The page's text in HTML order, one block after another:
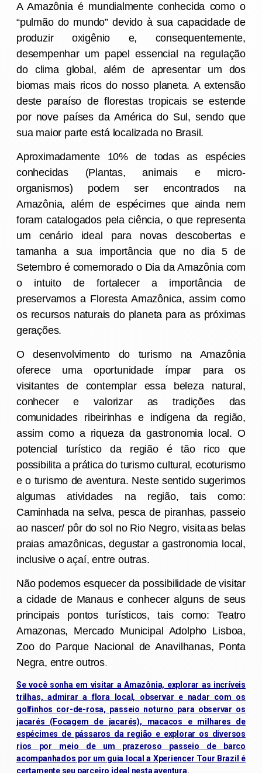
A Amazônia é mundialmente conhecida como o
“pulmão do mundo”devido à suacapacidade de
produzir oxigênio e, consequentemente,
desempenhar um papelessencial na regulação
do clima global, além de apresentar um dos
biomas mais ricos do nosso planeta. A extensão
deste paraísodeflorestas tropicaisse estende
por nove países da América do Sul,sendo que
sua maior parte está localizada no Brasil.
Aproximadamente 10% de todas as espécies
conhecidas (P lantas, animais e micro-
organismos) podem ser encontrados na
Amazônia, além de espécimes que ainda nem
foram catalogados pela ciência, o que representa
um cenário ideal para novas descobertase
tamanha a sua importância que no dia 5 de
Setembro é comemorado o Dia da Amazônia com
o intuito de fortalecer a importância de
preservamos a Floresta Amazônica, assim como
os recursos naturais do planeta para as próximas
gerações.
O desenvolvimento do turismo na Amazônia
oferece uma oportunidade ímpar para os
visitantes decontemplar essa beleza natural,
conhecer evalorizar as tradições das
comunidades ribeirinhas e indígena da região,
assim como a riqueza da gastronomia local. O
potencial turístico da região é tão rico que
possibilita a prática do turismo cultural, ecoturismo
e o turismo de aventura. Neste sentido sugerimos
algumas atividades na região, tais como:
Caminhada na selva, pesca de piranhas, passeio
ao nascer/ pôr do sol no Rio Negro, visitaas belas
praias amazônicas, degustar a gastronomia local,
inclusive o açaí,entre outras.
Não podemos esquecer da possibilidade de visitar
a cidade de Manaus e conhecer alguns de seus
principais pontos turísticos, tais como:Teatro
Amazonas, Mercado Municipal Adolpho Lisboa,
Zoo do Parque Nacional de Anavilhanas, Ponta
Negra, entre outros.
Se você sonha em visitar a Amazônia, explorar as incríveis
trilhas, admirar a flora local, observar e nadar com os
golfinhos cor-de-rosa, passeio noturno para observar os
jacarés (Focagem de jacarés), macacos e milhares de
espécimes de pássaros da região e explorar os diversos
rios por meio de um prazeroso passeio de barco
acompanhados por um guia local a Xperiencer Tour Brazil é
certamente seu parceiro ideal nesta aventura.